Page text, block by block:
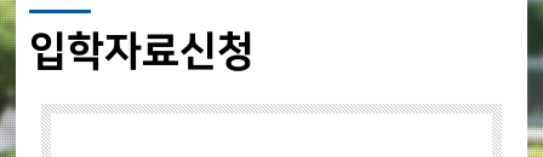
입학자료신청